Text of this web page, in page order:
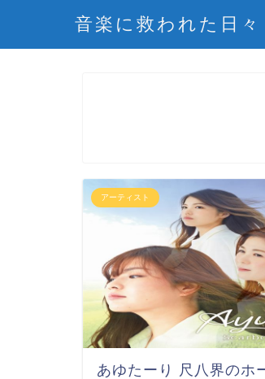
音楽に救われた日々
アーティスト
あゆたーり 尺八界のホ